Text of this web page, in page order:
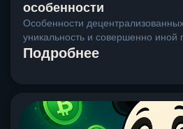
особенности
Особенности
уникальность и совершенно иной
Подробнее